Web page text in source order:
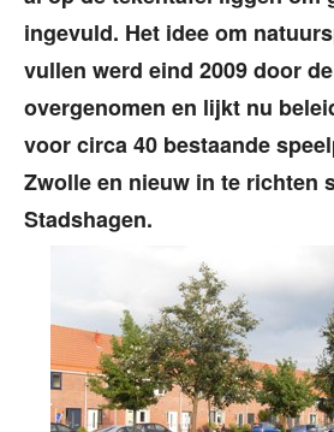
ingevuld. Het idee om
vullen werd eind 2009 door
overgenomen en lijkt nu
voor circa 40 bestaande
Zwolle en nieuw in te richten
Stadshagen.